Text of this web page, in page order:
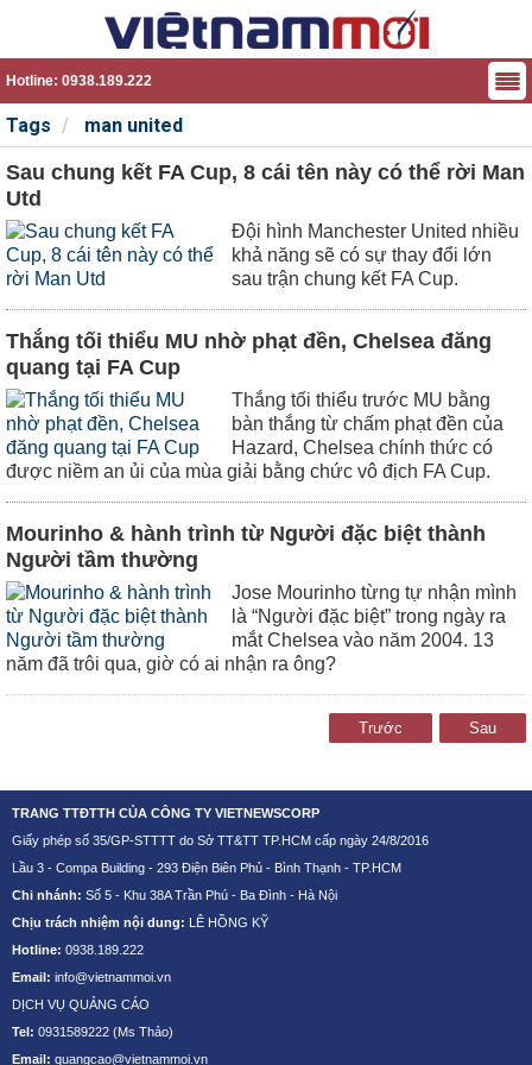
Hotline: 0938.189.222
Tags man united
Sau chung kết FA Cup, 8 cái tên này có thể rời Man
Utd
Đội hình Manchester United nhiều
khả năng sẽ có sự thay đổi lớn
sau trận chung kết FA Cup.
Thắng tối thiểu MU nhờ phạt đền, Chelsea đăng
quang tại FA Cup
Thắng tối thiểu trước MU bằng
bàn thắng từ chấm phạt đền của
Hazard, Chelsea chính thức có
được niềm an ủi của mùa giải bằng chức vô địch FA Cup.
Mourinho & hành trình từ Người đặc biệt thành
Người tầm thường
Jose Mourinho từng tự nhận mình
là “Người đặc biệt” trong ngày ra
mắt Chelsea vào năm 2004. 13
năm đã trôi qua, giờ có ai nhận ra ông?
Trước Sau
TRANG TTĐTTH CỦA CÔNG TY VIETNEWSCORP
Giấy phép số 35/GP-STTTT do Sở TT&TT TP.HCM cấp ngày 24/8/2016
Lầu 3 - Compa Building - 293 Điện Biên Phủ - Bình Thạnh - TP.HCM
Chi nhánh: Số 5 - Khu 38A Trần Phú - Ba Đình - Hà Nội
Chịu trách nhiệm nội dung: LÊ HỒNG KỸ
Hotline: 0938.189.222
Email: info@vietnammoi.vn
DỊCH VỤ QUẢNG CÁO
Tel: 0931589222 (Ms Thảo)
Email: quangcao@vietnammoi.vn